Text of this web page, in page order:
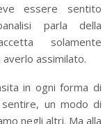
essere sentito
parla della
solamente
assimilato.
in ogni forma di
un modo di
negli altri. Ma alla